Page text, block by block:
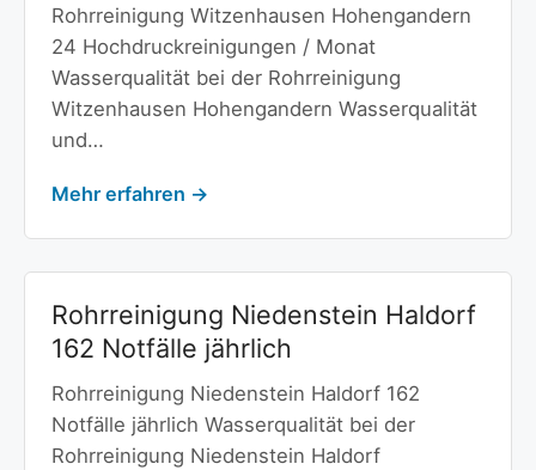
Rohrreinigung Witzenhausen Hohengandern
24 Hochdruckreinigungen / Monat
Wasserqualität bei der Rohrreinigung
Witzenhausen Hohengandern Wasserqualität
und…
Mehr erfahren →
Rohrreinigung Niedenstein Haldorf
162 Notfälle jährlich
Rohrreinigung Niedenstein Haldorf 162
Notfälle jährlich Wasserqualität bei der
Rohrreinigung Niedenstein Haldorf